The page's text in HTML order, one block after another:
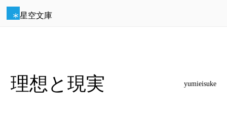
星空文庫
理想と現実 yumieisuke